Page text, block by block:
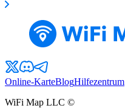
Online-KarteBlogHilfezentrum
WiFi Map LLC ©